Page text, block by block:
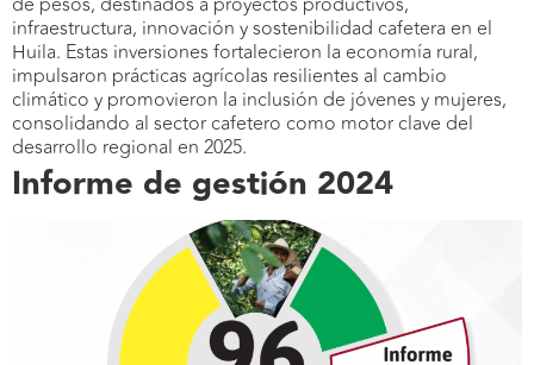
infraestructura, innovación y sostenibilidad cafetera en el
Huila. Estas inversiones fortalecieron la economía rural,
impulsaron prácticas agrícolas resilientes al cambio
climático y promovieron la inclusión de jóvenes y mujeres,
consolidando al sector cafetero como motor clave del
desarrollo regional en 2025.
Informe de gestión 2024